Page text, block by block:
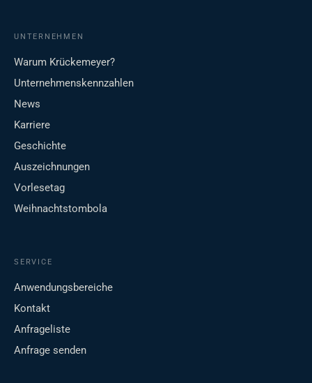
UNTERNEHMEN
Warum Krückemeyer?
Unternehmenskennzahlen
News
Karriere
Geschichte
Auszeichnungen
Vorlesetag
Weihnachtstombola
SERVICE
Anwendungsbereiche
Kontakt
Anfrageliste
Anfrage senden